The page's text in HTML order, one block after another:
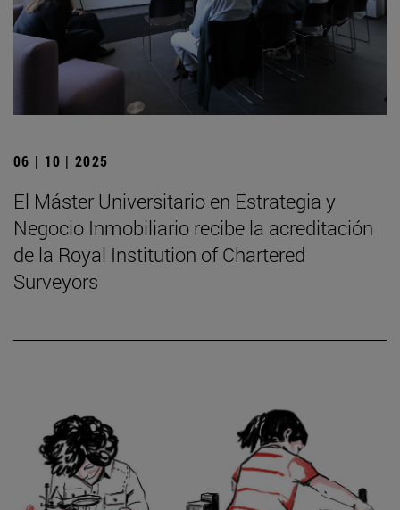
06 | 10 | 2025
El Máster Universitario en Estrategia y
Negocio Inmobiliario recibe la acreditación
de la Royal Institution of Chartered
Surveyors